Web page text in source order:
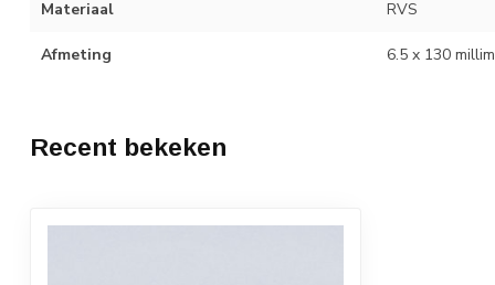
Materiaal RVS
Afmeting 6.5 x 130
Recent bekeken